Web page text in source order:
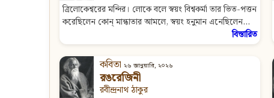
ত্রিলোকেশ্বরের মন্দির। লোকে বলে স্বয়ং বিশ্বকর্মা তার ভিত-পত্তন
করেছিলেন কোন্‌ মান্ধাতার আমলে, স্বয়ং হনুমান এনেছিলেন...
বিস্তারিত
কবিতা ২৬ জানুয়ারি, ২০২৬
রঙরেজিনী
রবীন্দ্রনাথ ঠাকুর